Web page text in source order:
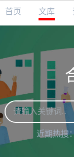
首页 文库
近期热搜